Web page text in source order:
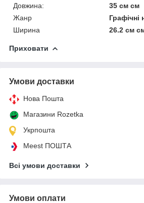
Довжина:
35 см см
Жанр
Графічні
Ширина
26.2 см
Приховати
Умови доставки
Нова Пошта
Магазини Rozetka
Укрпошта
Meest ПОШТА
Всі умови доставки
Умови оплати